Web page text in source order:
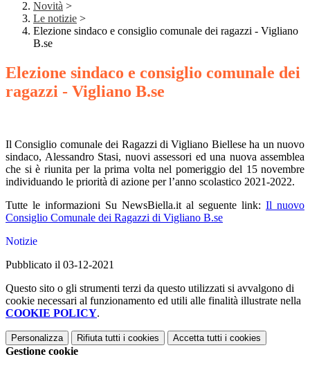
Novità >
Le notizie >
Elezione sindaco e consiglio comunale dei ragazzi - Vigliano
B.se
Elezione sindaco e consiglio comunale dei
ragazzi - Vigliano B.se
Il Consiglio comunale dei Ragazzi di Vigliano Biellese ha un nuovo
sindaco, Alessandro Stasi, nuovi assessori ed una nuova assemblea
che si è riunita per la prima volta nel pomeriggio del 15 novembre
individuando le priorità di azione per l’anno scolastico 2021-2022.
Tutte le informazioni Su NewsBiella.it al seguente link: Il nuovo
Consiglio Comunale dei Ragazzi di Vigliano B.se
Notizie
Pubblicato il 03-12-2021
Questo sito o gli strumenti terzi da questo utilizzati si avvalgono di
cookie necessari al funzionamento ed utili alle finalità illustrate nella
COOKIE POLICY.
Personalizza Rifiuta tutti i cookies Accetta tutti i cookies
Gestione cookie